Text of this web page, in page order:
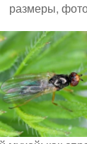
размеры,